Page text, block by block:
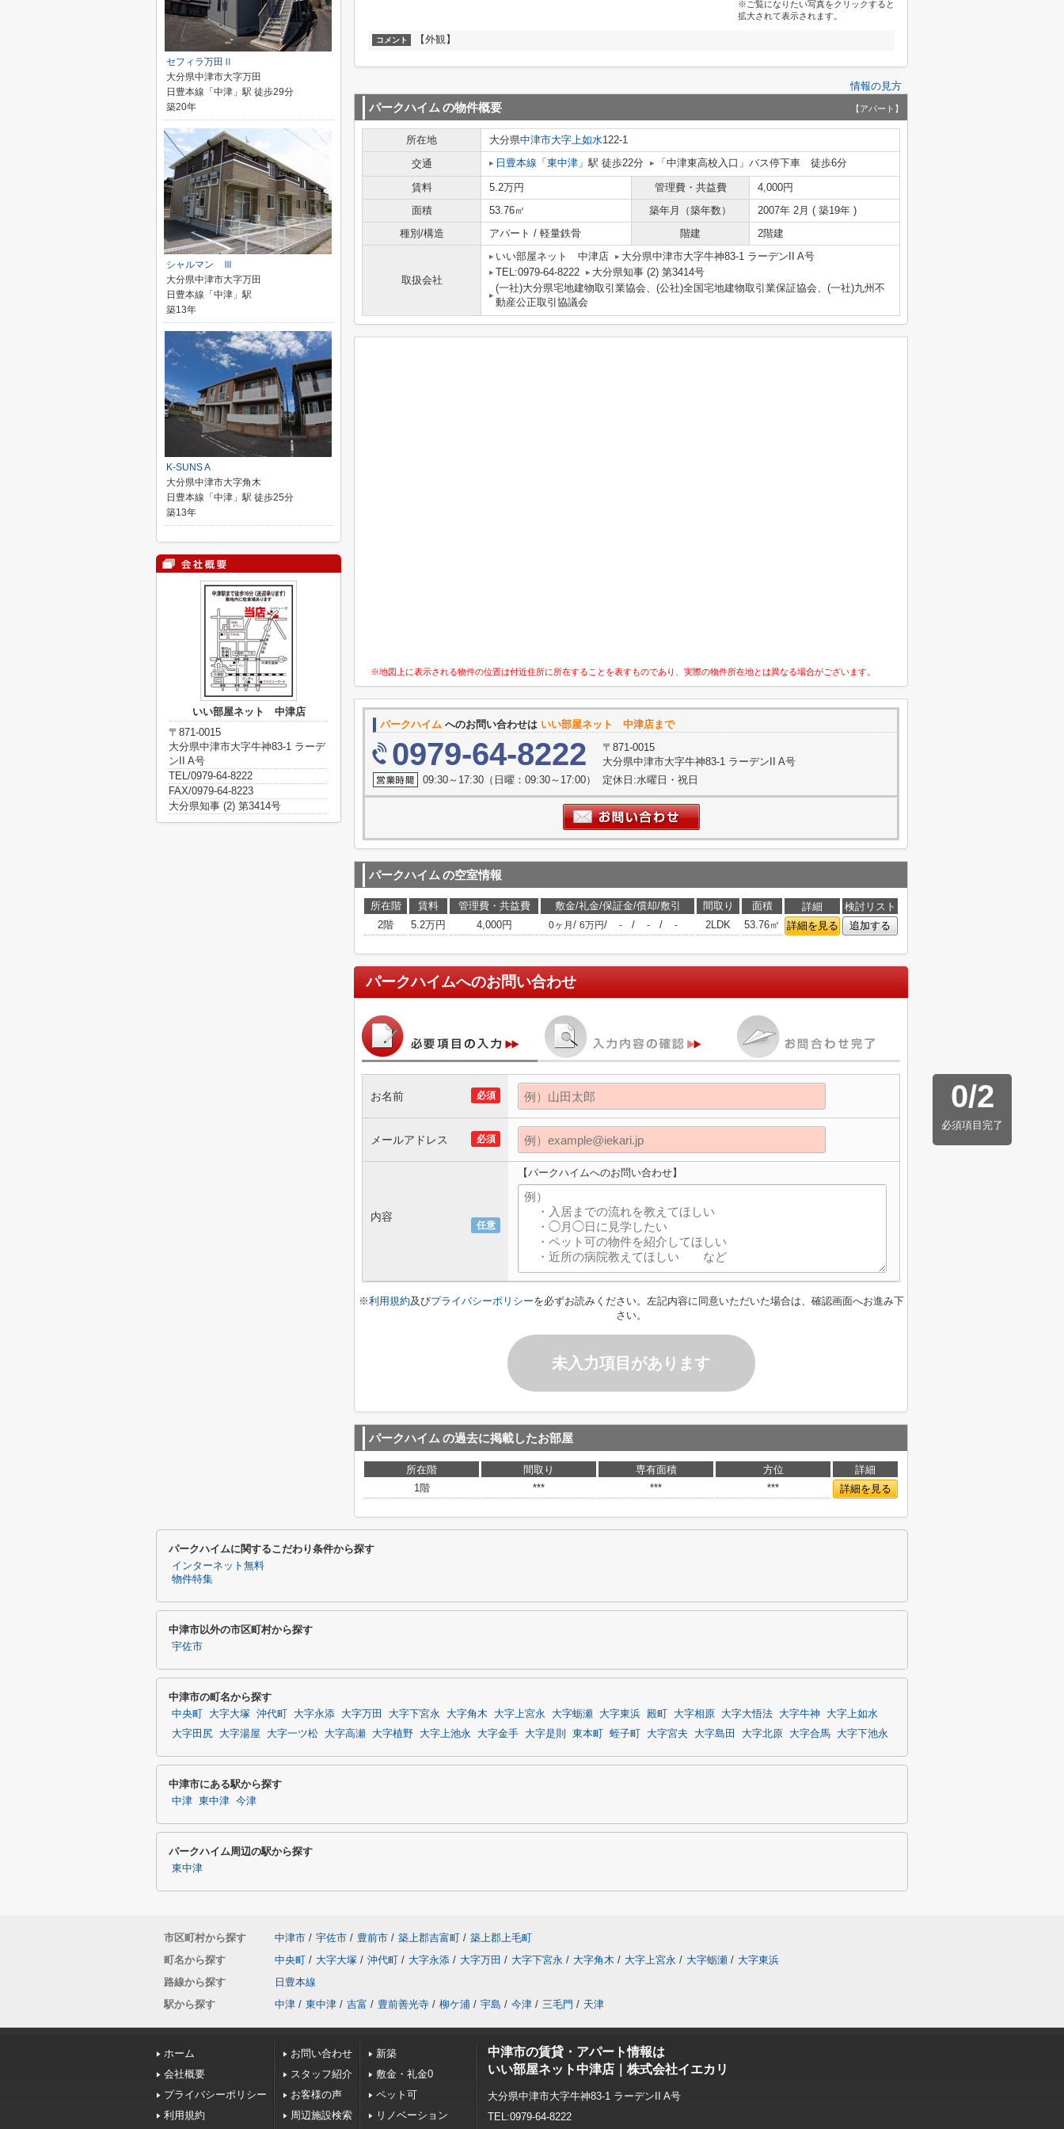
※ご覧になりたい写真をクリックすると
拡大されて表示されます。
コメント 【外観】
情報の見方
パークハイム の物件概要 【アパート】
所在地 大分県中津市大字上如水122-1
交通
日豊本線 「 東中津 」駅 徒歩22分 「中津東高校入口」バス停下車 徒歩6分
賃料 5.2万円 管理費・共益費
4,000円
面積
53.76㎡ 築年月（築年数）
2007年 2月 ( 築19年 )
種別/構造
アパート / 軽量鉄骨 階建 2階建
取扱会社
いい部屋ネット 中津店
大分県中津市大字牛神83-1 ラーデンII A号
TEL:0979-64-8222
大分県知事 (2) 第3414号
(一社)大分県宅地建物取引業協会、(公社)全国宅地建物取引業保証協会、(一社)九州不
動産公正取引協議会
※地図上に表示される物件の位置は付近住所に所在することを表すものであり、実際の物件所在地とは異なる場合がございます。
パークハイム へのお問い合わせは いい部屋ネット 中津店まで
0979-64-8222
〒871-0015
大分県中津市大字牛神83-1 ラーデンII A号
09:30～17:30（日曜：09:30～17:00） 定休日:水曜日・祝日
パークハイム の空室情報
所在階 賃料 管理費・共益費 敷金/礼金/保証金/償却/敷引 間取り 面積 詳細
検討リスト
2階
5.2万円 4,000円 0ヶ月 / 6万円/ - / - / - 2LDK 53.76㎡ 詳細を見る 追加する
パークハイムへのお問い合わせ
0/2
必須項目完了
必須
お名前
必須
メールアドレス
任意
内容
【パークハイムへのお問い合わせ】
※利用規約及びプライバシーポリシーを必ずお読みください。左記内容に同意いただいた場合は、確認画面へお進み下
さい。
未入力項目があります
パークハイム の過去に掲載したお部屋
所在階 間取り 専有面積 方位
詳細
1階
*** *** *** 詳細を見る
セフィラ万田Ⅱ
大分県中津市大字万田
日豊本線「中津」駅 徒歩29分
築20年
シャルマン Ⅲ
大分県中津市大字万田
日豊本線「中津」駅
築13年
K-SUNS A
大分県中津市大字角木
日豊本線「中津」駅 徒歩25分
築13年
いい部屋ネット 中津店
〒871-0015
大分県中津市大字牛神83-1 ラーデ
ンII A号
TEL/0979-64-8222
FAX/0979-64-8223
大分県知事 (2) 第3414号
パークハイムに関するこだわり条件から探す
インターネット無料
物件特集
中津市以外の市区町村から探す
宇佐市
中津市の町名から探す
中央町 大字大塚 沖代町 大字永添 大字万田 大字下宮永 大字角木 大字上宮永 大字蛎瀬 大字東浜 殿町 大字相原 大字大悟法 大字牛神
大字上如水
大字田尻
大字湯屋 大字一ツ松 大字高瀬 大字植野 大字上池永 大字金手 大字是則 東本町 蛭子町 大字宮夫 大字島田 大字北原 大字合馬 大字下池永
中津市にある駅から探す
中津 東中津 今津
パークハイム周辺の駅から探す
東中津
市区町村から探す 中津市 / 宇佐市 / 豊前市 / 築上郡吉富町 / 築上郡上毛町
町名から探す
中央町 / 大字大塚 / 沖代町 / 大字永添 / 大字万田 / 大字下宮永 / 大字角木 / 大字上宮永 / 大字蛎瀬 / 大字東浜
路線から探す
日豊本線
駅から探す
中津 / 東中津 / 吉富 / 豊前善光寺 / 柳ケ浦 / 宇島 / 今津 / 三毛門 / 天津
ホーム
会社概要
プライバシーポリシー
利用規約
お問い合わせ
スタッフ紹介
お客様の声
周辺施設検索
新築
敷金・礼金0
ペット可
リノベーション
中津市の賃貸・アパート情報は
いい部屋ネット中津店｜株式会社イエカリ
大分県中津市大字牛神83-1 ラーデンII A号
TEL:0979-64-8222